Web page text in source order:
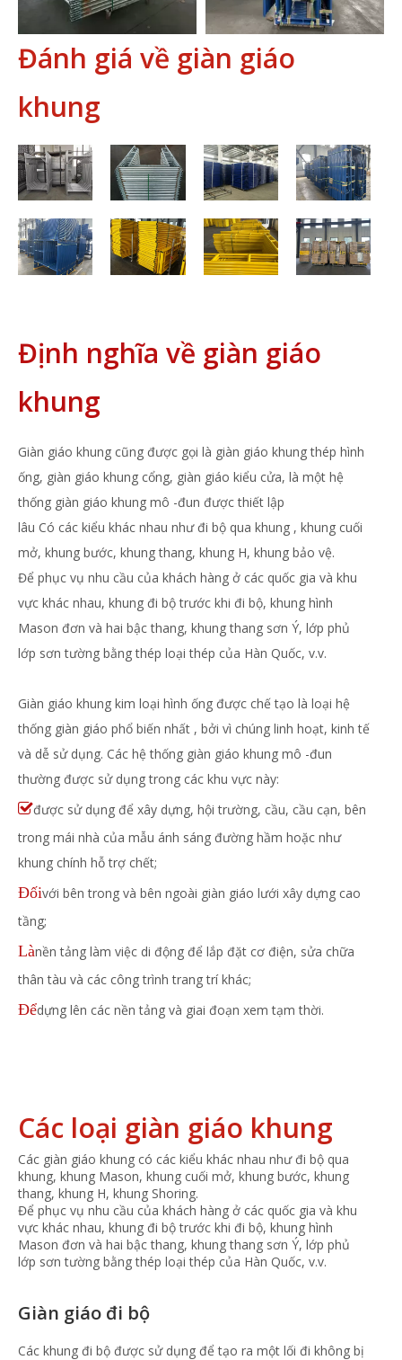
Đánh giá về giàn giáo
khung
Định nghĩa về giàn giáo
khung
Giàn giáo khung cũng được gọi là giàn giáo khung thép hình
ống, giàn giáo khung cổng, giàn giáo kiểu cửa, là một hệ
thống giàn giáo khung mô -đun đượcthiết lập
lâu Có các kiểu khác nhau nhưđi bộ qua khung , khung cuối
mở, khung bước, khung thang, khung H, khung bảo vệ.
Để phục vụ nhu cầu của khách hàng ở các quốc gia và khu
vực khác nhau, khung đi bộ trước khi đi bộ, khung hình
Mason đơn và hai bậc thang, khung thang sơn Ý, lớp phủ
lớp sơn tường bằng thép loại thép của Hàn Quốc, v.v.
Giàn giáo khung kim loại hình ống được chế tạo là loại hệ
thống giàn giáo phổ biến nhất , bởi vì chúng linh hoạt, kinh tế
và dễ sử dụng. Các hệ thống giàn giáo khung mô -đun
thường được sử dụng trong các khu vực này:
được sử dụng để xây dựng, hội trường, cầu, cầu cạn, bên
trong mái nhà của mẫu ánh sáng đường hầm hoặc như
khung chính hỗ trợ chết;
Đốivới bên trong và bên ngoài giàn giáo lưới xây dựng cao
tầng;
Lànền tảng làm việc di động để lắp đặt cơ điện, sửa chữa
thân tàu và các công trình trang trí khác;
Đểdựng lên các nền tảng và giai đoạn xem tạm thời.
Các loại giàn giáo khung
Các giàn giáo khung có các kiểu khác nhau như đi bộ qua
khung, khung Mason, khung cuối mở, khung bước, khung
thang, khung H, khung Shoring.
Để phục vụ nhu cầu của khách hàng ở các quốc gia và khu
vực khác nhau, khung đi bộ trước khi đi bộ, khung hình
Mason đơn và hai bậc thang, khung thang sơn Ý, lớp phủ
lớp sơn tường bằng thép loại thép của Hàn Quốc, v.v.
Giàn giáo đi bộ
Các khung đi bộ được sử dụng để tạo ra một lối đi không bị